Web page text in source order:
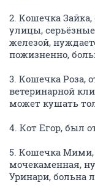
2. Кошечка
улицы,
железой,
пожизненно,
3. Кошечка Роза,
ветеринарной
может кушать
4. Кот Егор, был
5. Кошечка Мими,
мочекаменная,
Уринари, больна